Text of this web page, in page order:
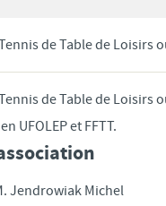
de Table de Loisirs
de Table de Loisirs
UFOLEP et FFTT.
Jendrowiak Michel